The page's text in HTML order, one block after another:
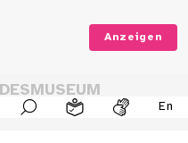
Anzeigen
En